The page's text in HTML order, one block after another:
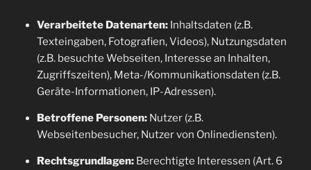
Verarbeitete Datenarten:Inhaltsdaten (z.B.
Texteingaben, Fotografien, Videos), Nutzungsdaten
(z.B. besuchte Webseiten, Interesse an Inhalten,
Zugriffszeiten), Meta-/Kommunikationsdaten (z.B.
Geräte-Informationen, IP-Adressen).
Betroffene Personen:Nutzer (z.B.
Webseitenbesucher, Nutzer von Onlinediensten).
Rechtsgrundlagen:Berechtigte Interessen (Art. 6